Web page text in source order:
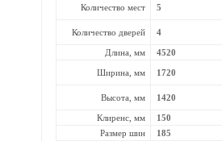
Количество мест 5
Количество дверей 4
Длина, мм 4520
Ширина, мм 1720
Высота, мм 1420
Клиренс, мм
150
Размер шин
185